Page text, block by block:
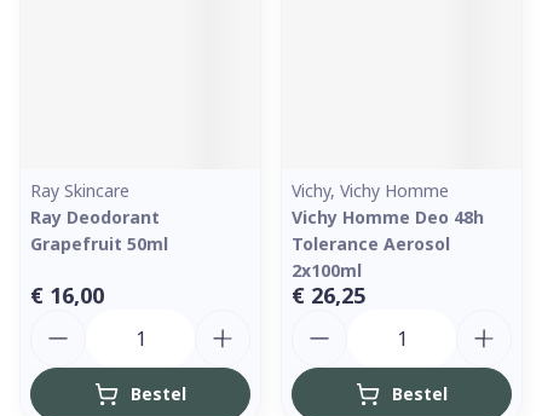
Ray Skincare
Ray Deodorant
Grapefruit 50ml
€ 16,00
Bestel
Vichy, Vichy Homme
Vichy Homme Deo 48h
Tolerance Aerosol
2x100ml
€ 26,25
Bestel